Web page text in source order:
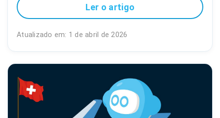
Ler o artigo
Atualizado em: 1 de abril de 2026